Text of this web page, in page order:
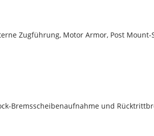
Zugführung, Motor Armor, Post
Bremsscheibenaufnahme und